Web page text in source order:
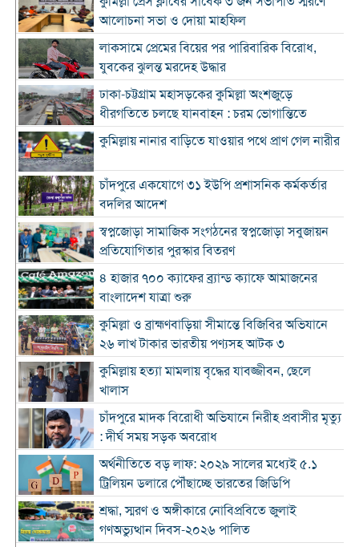
আলোচনা সভা ও দোয়া মাহফিল
লাকসামে প্রেমের বিয়ের পর পারিবারিক বিরোধ,
যুবকের ঝুলন্ত মরদেহ উদ্ধার
ঢাকা-চট্টগ্রাম মহাসড়কের কুমিল্লা অংশজুড়ে
ধীরগতিতে চলছে যানবাহন : চরম ভোগান্তিতে
কুমিল্লায় নানার বাড়িতে যাওয়ার পথে প্রাণ গেল নারীর
চাঁদপুরে একযোগে ৩১ ইউপি প্রশাসনিক কর্মকর্তার
বদলির আদেশ
স্বপ্নজোড়া সামাজিক সংগঠনের স্বপ্নজোড়া সবুজায়ন
প্রতিযোগিতার পুরস্কার বিতরণ
৪ হাজার ৭০০ ক্যাফের ব্র্যান্ড ক্যাফে আমাজনের
বাংলাদেশ যাত্রা শুরু
কুমিল্লা ও ব্রাহ্মণবাড়িয়া সীমান্তে বিজিবির অভিযানে
২৬ লাখ টাকার ভারতীয় পণ্যসহ আটক ৩
কুমিল্লায় হত্যা মামলায় বৃদ্ধের যাবজ্জীবন, ছেলে
খালাস
চাঁদপুরে মাদক বিরোধী অভিযানে নিরীহ প্রবাসীর মৃত্যু
: দীর্ঘ সময় সড়ক অবরোধ
অর্থনীতিতে বড় লাফ: ২০২৯ সালের মধ্যেই ৫.১
ট্রিলিয়ন ডলারে পৌঁছাচ্ছে ভারতের জিডিপি
শ্রদ্ধা, স্মরণ ও অঙ্গীকারে নোবিপ্রবিতে জুলাই
গণঅভ্যুত্থান দিবস-২০২৬ পালিত